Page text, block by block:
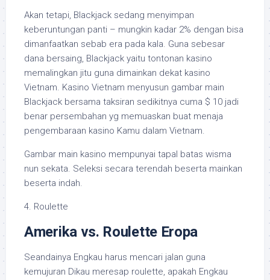
Akan tetapi, Blackjack sedang menyimpan
keberuntungan panti – mungkin kadar 2% dengan bisa
dimanfaatkan sebab era pada kala. Guna sebesar
dana bersaing, Blackjack yaitu tontonan kasino
memalingkan jitu guna dimainkan dekat kasino
Vietnam. Kasino Vietnam menyusun gambar main
Blackjack bersama taksiran sedikitnya cuma $ 10 jadi
benar persembahan yg memuaskan buat menaja
pengembaraan kasino Kamu dalam Vietnam.
Gambar main kasino mempunyai tapal batas wisma
nun sekata. Seleksi secara terendah beserta mainkan
beserta indah.
4. Roulette
Amerika vs. Roulette Eropa
Seandainya Engkau harus mencari jalan guna
kemujuran Dikau meresap roulette, apakah Engkau